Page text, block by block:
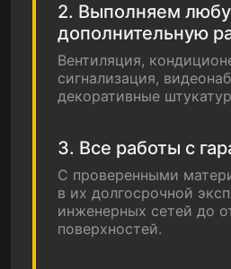
2. Выполняем
дополнительную
Вентиляция,
сигнализация,
декоративные
3. Все работы с
С проверенными
в их долгосрочной
инженерных сетей до
поверхностей.